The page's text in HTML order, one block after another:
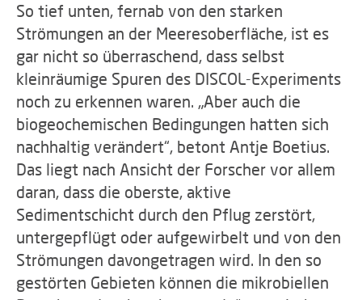
So tief unten, fernab von den starken
Strömungen an der Meeresoberfläche, ist es
gar nicht so überraschend, dass selbst
kleinräumige Spuren des DISCOL-Experiments
noch zu erkennen waren. „Aber auch die
biogeochemischen Bedingungen hatten sich
nachhaltig verändert“, betont Antje Boetius.
Das liegt nach Ansicht der Forscher vor allem
daran, dass die oberste, aktive
Sedimentschicht durch den Pflug zerstört,
untergepflügt oder aufgewirbelt und von den
Strömungen davongetragen wird. In den so
gestörten Gebieten können die mikrobiellen